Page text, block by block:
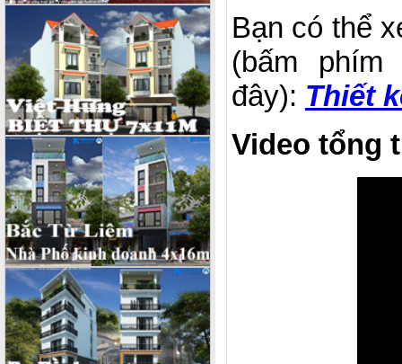
Bạn có thể
(bấm
đây): Thiết
Video tổng